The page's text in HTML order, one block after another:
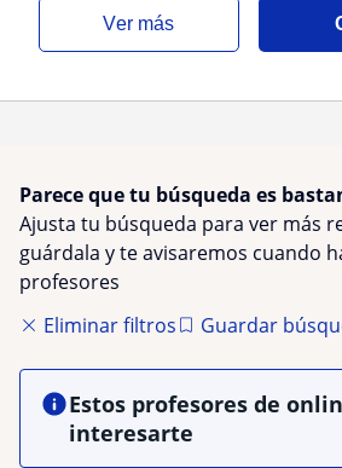
ver más
Parece que tu búsqueda es
Ajusta tu búsqueda para ver más
guárdala y te avisaremos cuando
profesores
Eliminar filtros
Guardar
Estos profesores de
interesarte